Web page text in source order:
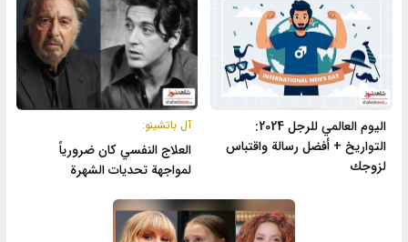
اليوم العالمي للرجل 2024:
التواريخ + أفضل رسالة واقتباس
لزوجك
آل باتشينو:
العلاج النفسي كان ضرورياً
لمواجهة تحديات الشهرة